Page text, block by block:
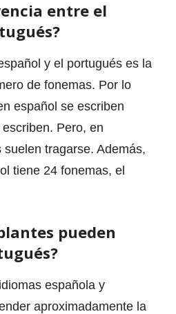
entre el
y el portugués es la
de fonemas. Por lo
español se escriben
Pero, en
tragarse. Además,
tiene 24 fonemas, el
pueden
española y
aproximadamente la